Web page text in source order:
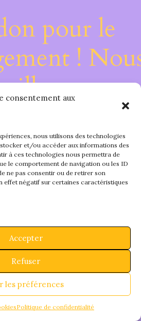
consentement aux
nous utilisons des technologies
et/ou accéder aux informations des
à ces technologies nous permettra de
le comportement de navigation ou les ID
ne pas consentir ou de retirer son
effet négatif sur certaines caractéristiques
Accepter
Refuser
les préférences
Politique de confidentialité
pour le
!
sur
chose de
–
!